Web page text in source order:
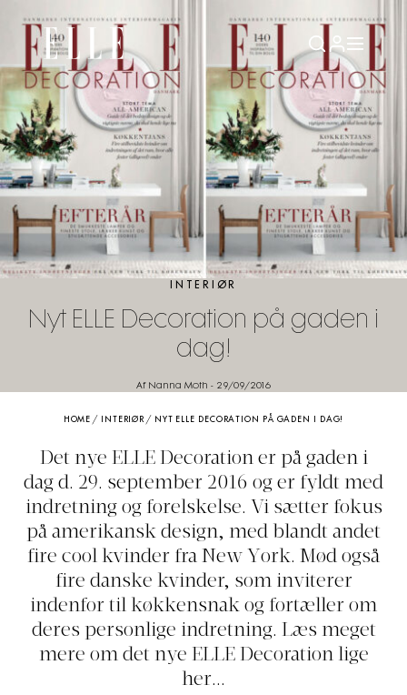
INTERIØR
Nyt ELLE Decoration på gaden i
dag!
Af Nanna Moth - 29/09/2016
HOME / INTERIØR / NYT ELLE DECORATION PÅ GADEN I DAG!
Det nye ELLE Decoration er på gaden i
dag d. 29. september 2016 og er fyldt med
indretning og forelskelse. Vi sætter fokus
på amerikansk design, med blandt andet
fire cool kvinder fra New York. Mød også
fire danske kvinder, som inviterer
indenfor til køkkensnak og fortæller om
deres personlige indretning. Læs meget
mere om det nye ELLE Decoration lige
her...